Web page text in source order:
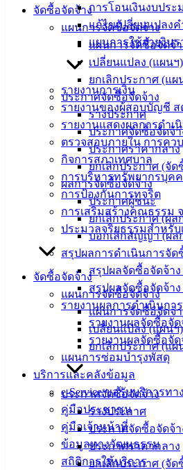
จัดซื้อจัดจ้าง
แผนการจัดซื้อจัดจ้าง
แผนการจัดซื้อจัดจ้
เปลี่ยนแปลง (แผนฯ)
ยกเลิกประกาศ (แผ
ประกาศจัดซื้อจัดจ้าง
ร่างประกาศ
ประกาศจัดซื้อจัดจ้า
ประกาศราคากลาง
ยกเลิกประกาศ (จัด
ผลการจัดซื้อจัดจ้าง
ประกาศผู้ชนะ
ยกเลิกประกาศ (ผล
บอกเลิกสัญญา (ผล
สรุปผลการดำเนินการจัด
สรุปผลจัดซื้อจัดจ้าง
สรุปผลจัดซื้อจัดจ้า
รายงานผลการดำเนินกา
รายงานผลจัดซื้อจัด
รายงานผลจัดซื้อจัด
แผนการซ่อมบำรุงพัสดุ
บริการและคลังข้อมูล
e-Service ขอรับบริการท
คู่มือประชาชน
คู่มือเจ้าหน้าที่
ข้อมูลทางวัฒนธรรม
สถิติการให้บริการ
การโอนเงินงบปร
แก้ไขเปลี่ยนแปลง
แผนการใช้จ่ายงินร
รายงานการเงิน
รายงานของผู้สอบบัญชี ส
รายงานแสดงผลการดำ
ตรวจสอบภายใน การคว
กิจการสภาเทศบาล
การบริหารทรัพยากรบุค
การป้องกันการทุจริต
การเสริมสร้างคุณธรรม
ประมวลจริยธรรมสำหรับ
จัดซื้อจัดจ้าง
แผนการจัดซื้อจัดจ้าง
แผนการจัดซื้อจัดจ้
เปลี่ยนแปลง (แผนฯ)
ยกเลิกประกาศ (แผ
ประกาศจัดซื้อจัดจ้าง
ร่างประกาศ
ประกาศจัดซื้อจัดจ้า
ประกาศราคากลาง
ยกเลิกประกาศ (จัด
เมืองอ่าง
สำนักงาน
เทศบาลเมือง
อ่างศิลา 90/338
ม.3 ต.เสม็ด
อ.เมือง จ.ชลบุรี
038-
142-100-104
บริการ
ประชาชน
ดาวน์โหลด
เอกสาร
คู่มือ
สำหรับ
ประชาชน/
คู่มือการ
ปฏิบัติ